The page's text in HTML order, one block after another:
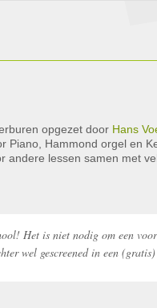
opgezet door Hans
Piano, Hammond orgel en
andere lessen samen met
Het is niet nodig om een
wel gescreened in een